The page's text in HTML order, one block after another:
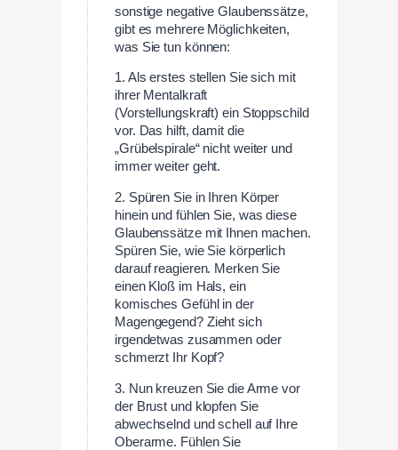
sonstige negative Glaubenssätze,
gibt es mehrere Möglichkeiten,
was Sie tun können:
1. Als erstes stellen Sie sich mit
ihrer Mentalkraft
(Vorstellungskraft) ein Stoppschild
vor. Das hilft, damit die
„Grübelspirale“ nicht weiter und
immer weiter geht.
2. Spüren Sie in Ihren Körper
hinein und fühlen Sie, was diese
Glaubenssätze mit Ihnen machen.
Spüren Sie, wie Sie körperlich
darauf reagieren. Merken Sie
einen Kloß im Hals, ein
komisches Gefühl in der
Magengegend? Zieht sich
irgendetwas zusammen oder
schmerzt Ihr Kopf?
3. Nun kreuzen Sie die Arme vor
der Brust und klopfen Sie
abwechselnd und schell auf Ihre
Oberarme. Fühlen Sie